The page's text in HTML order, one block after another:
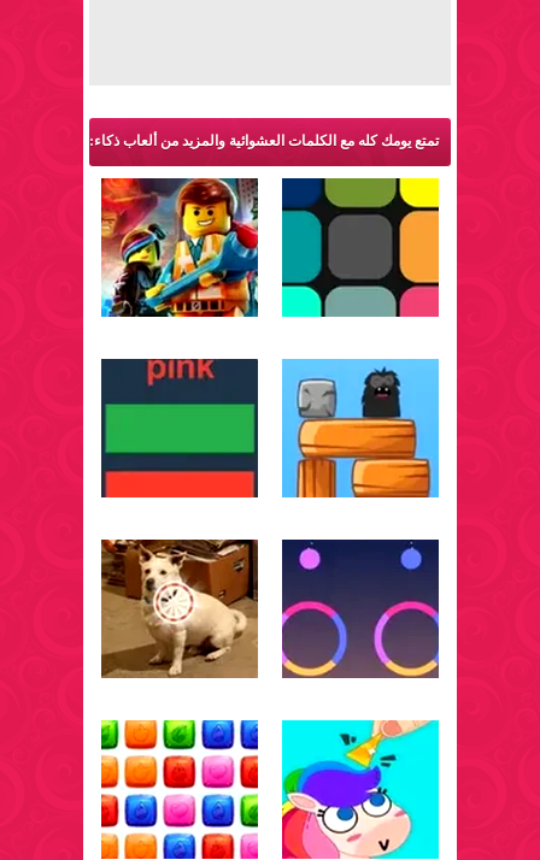
تمتع يومك كله مع الكلمات العشوائية والمزيد من ألعاب ذكاء: